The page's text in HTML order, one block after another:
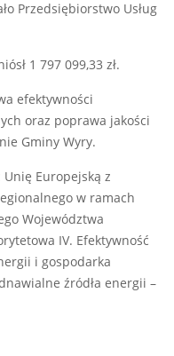
Przedsiębiorstwo Usług
1 797 099,33 zł.
efektywności
oraz poprawa jakości
Gminy Wyry.
Unię Europejską z
w ramach
Województwa
IV. Efektywność
i gospodarka
źródła energii –